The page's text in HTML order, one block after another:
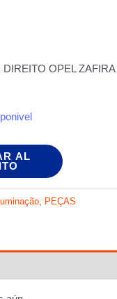
OPEL
AL
Iluminação, PEÇAS